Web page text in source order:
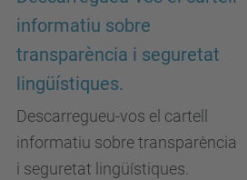
informatiu sobre
transparència i seguretat
lingüístiques.
Descarregueu-vos el cartell
informatiu sobre transparència
i seguretat lingüístiques.